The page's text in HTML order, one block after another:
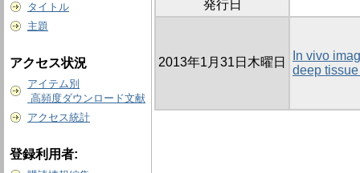
タイトル
主題
アクセス状況
アイテム別
高頻度ダウンロード文献
アクセス統計
登録利用者:
発行日
2013年1月31日木曜日
In vivo
deep